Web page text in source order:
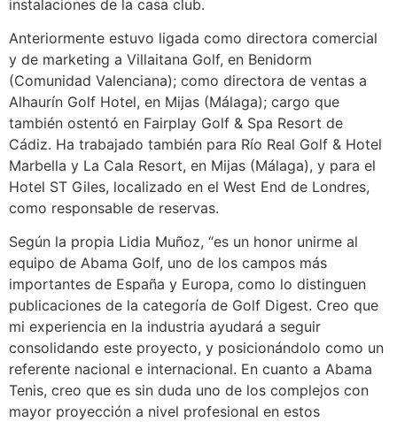
instalaciones de la casa club.
Anteriormente estuvo ligada como directora comercial
y de marketing a Villaitana Golf, en Benidorm
(Comunidad Valenciana); como directora de ventas a
Alhaurín Golf Hotel, en Mijas (Málaga); cargo que
también ostentó en Fairplay Golf & Spa Resort de
Cádiz. Ha trabajado también para Río Real Golf & Hotel
Marbella y La Cala Resort, en Mijas (Málaga), y para el
Hotel ST Giles, localizado en el West End de Londres,
como responsable de reservas.
Según la propia Lidia Muñoz, “es un honor unirme al
equipo de Abama Golf, uno de los campos más
importantes de España y Europa, como lo distinguen
publicaciones de la categoría de Golf Digest. Creo que
mi experiencia en la industria ayudará a seguir
consolidando este proyecto, y posicionándolo como un
referente nacional e internacional. En cuanto a Abama
Tenis, creo que es sin duda uno de los complejos con
mayor proyección a nivel profesional en estos